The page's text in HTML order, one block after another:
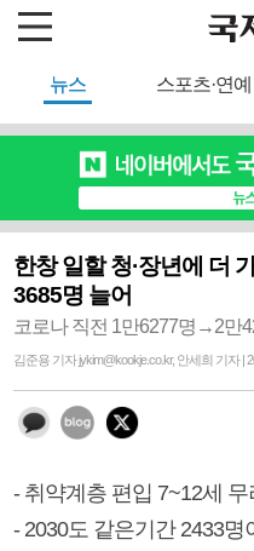
뉴스 스포츠·연예
한창 일할 청·장년에 더
3685명 늘어
코로나 직전 1만6277명→2만
김준용 기자 jykim@kookje.co.kr, 안세희 기자 |
- 취약계층 편입 7~12세 무
- 2030도 같은기간 2433명